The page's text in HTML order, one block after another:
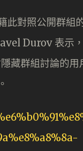
此對照公開群組
Durov 表示
藏群組討論的用